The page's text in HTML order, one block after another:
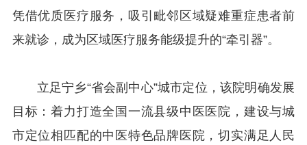
凭借优质医疗服务，吸引毗邻区域疑难重症患者前
来就诊，成为区域医疗服务能级提升的“牵引器”。
立足宁乡“省会副中心”城市定位，该院明确发展
目标：着力打造全国一流县级中医医院，建设与城
市定位相匹配的中医特色品牌医院，切实满足人民